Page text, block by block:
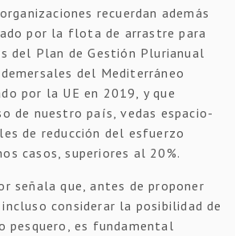
recuerdan además
por la flota de arrastre para
del Plan de Gestión Plurianual
del Mediterráneo
por la UE en 2019, y que
de nuestro país, vedas espacio-
de reducción del esfuerzo
casos, superiores al 20%.
señala que, antes de proponer
considerar la posibilidad de
pesquero, es fundamental